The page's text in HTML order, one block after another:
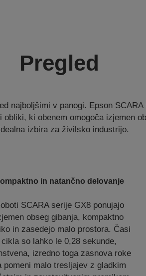
Pregled
najboljšimi v panogi. Epson
ki obenem omogoča izjemen
izbira za živilsko industrijo.
in natančno delovanje
SCARA serije GX8 ponujajo
obseg gibanja, kompaktno
in zasedejo malo prostora. Časi
cikla so lahko le 0,28 sekunde,
izredno toga zasnova roke
pomeni malo tresljajev z gladkim